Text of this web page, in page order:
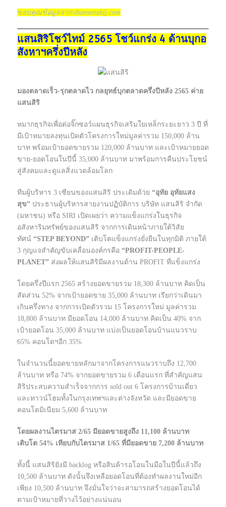
ขอบคุณข้อมูลจาก thansettakij.com
แสนสิริโชว์ไทม์ 2565 โชว์แกร่ง 4 ด้านบุกอ
สังหาฯครึ่งปีหลัง
มองตลาดเร็ว-รุกตลาดไว กลยุทธ์บุกตลาดครึ่งปีหลัง 2565 ค่าย
แสนสิริ
หมากธุรกิจเพื่อต่อจิ๊กซอว์แผนธุรกิจเสริมใยเหล็กระยะยาว 3 ปี ที่
มีเป้าหมายลงทุนเปิดตัวโครงการใหม่มูลค่ารวม 150,000 ล้าน
บาท พร้อมเป้ายอดขายรวม 120,000 ล้านบาท และเป้าหมายยอด
ขาย-ยอดโอนในปีนี้ 35,000 ล้านบาท มาพร้อมการคืนประโยชน์
สู่สังคมและดูแลสิ่งแวดล้อมโลก
ทีมผู้บริหาร 3 เซียนของแสนสิริ ประเดิมด้วย “อุทัย อุทัยแสง
สุข” ประธานผู้บริหารสายงานปฏิบัติการ บริษัท แสนสิริ จำกัด
(มหาชน) หรือ SIRI เปิดเผยว่า ความแข็งแกร่งในธุรกิจ
อสังหาริมทรัพย์ของแสนสิริ จากการเดินหน้าภายใต้วิสัย
ทัศน์ “STEP BEYOND” เติบโตแข็งแกร่งยั่งยืนในทุกมิติ ภายใต้
3 กุญแจสำคัญขับเคลื่อนองค์กรคือ “PROFIT-PEOPLE-
PLANET” ส่งผลให้แสนสิริมีผลงานด้าน PROFIT ที่แข็งแกร่ง
โดยครึ่งปีแรก 2565 สร้างยอดขายรวม 18,300 ล้านบาท คิดเป็น
สัดส่วน 52% จากเป้ายอดขาย 35,000 ล้านบาท เรียกว่าเดินมา
เกินครึ่งทาง จากการเปิดตัวรวม 15 โครงการใหม่ มูลค่ารวม
18,800 ล้านบาท มียอดโอน 14,000 ล้านบาท คิดเป็น 40% จาก
เป้ายอดโอน 35,000 ล้านบาท แบ่งเป็นยอดโอนบ้านแนวราบ
65% คอนโดฯอีก 35%
ในจำนวนนี้ยอดขายหลักมาจากโครงการแนวราบถึง 12,700
ล้านบาท หรือ 74% จากยอดขายรวม 6 เดือนแรก ที่สำคัญแสน
สิริประสบความสำเร็จจากการ sold out 6 โครงการบ้านเดี่ยว
และทาวน์โฮมทั้งในกรุงเทพฯและต่างจังหวัด และมียอดขาย
คอนโดมิเนียม 5,600 ล้านบาท
โดยผลงานไตรมาส 2/65 มียอดขายสูงถึง 11,100 ล้านบาท
เติบโต 54% เทียบกับไตรมาส 1/65 ที่มียอดขาย 7,200 ล้านบาท
ทั้งนี้ แสนสิริยังมี backlog หรือสินค้ารอโอนในมือในปีนี้แล้วถึง
10,500 ล้านบาท ดังนั้นจึงเหลือยอดโอนที่ต้องทำผลงานใหม่อีก
เพียง 10,500 ล้านบาท จึงมั่นใจว่าจะสามารถสร้างยอดโอนได้
ตามเป้าหมายที่วางไว้อย่างแน่นอน